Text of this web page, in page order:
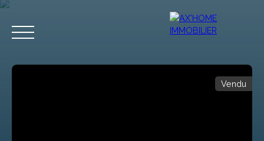
Vendu